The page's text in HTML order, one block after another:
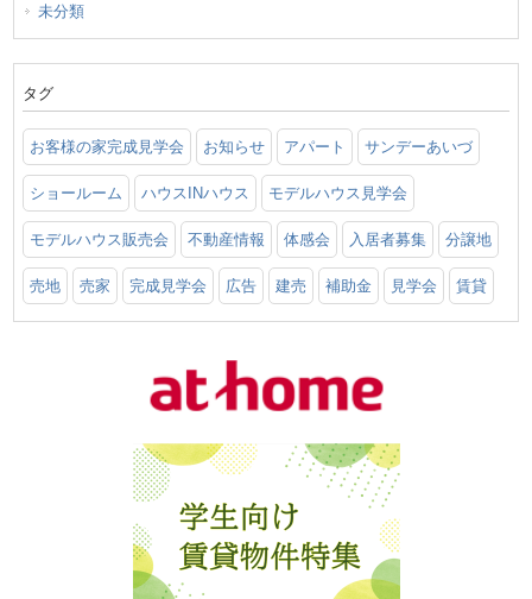
未分類
タグ
お客様の家完成見学会 お知らせ アパート サンデーあいづ
ショールーム ハウスINハウス モデルハウス見学会
モデルハウス販売会 不動産情報 体感会 入居者募集 分譲地
売地 売家 完成見学会 広告 建売 補助金 見学会 賃貸